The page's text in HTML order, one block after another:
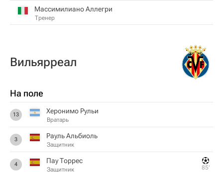
Массимилиано Аллегри
Тренер
Вильярреал
На поле
13 Херонимо Рульи
Вратарь
3 Рауль Альбиоль
Защитник
4 Пау Торрес
Защитник 85‎’‎